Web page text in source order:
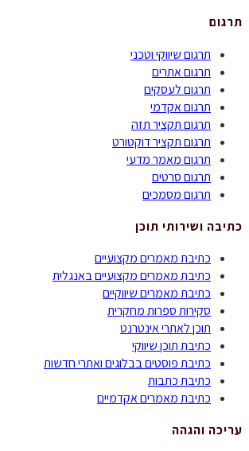
תרגום
תרגום שיווקי וטכני
תרגום אתרים
תרגום לעסקים
תרגום אקדמי
תרגום תקציר תזה
תרגום תקציר דוקטורט
תרגום מאמר מדעי
תרגום סרטים
תרגום מסמכים
כתיבה ושירותי תוכן
כתיבת מאמרים מקצועיים
כתיבת מאמרים מקצועיים באנגלית
כתיבת מאמרים שיווקיים
סקירות ספרות מחקרית
תוכן לאתרי אינטרנט
כתיבת תוכן שיווקי
כתיבת פוסטים בבלוגים ואתרי חדשות
כתיבת כתבות
כתיבת מאמרים אקדמיים
עריכה והגהה